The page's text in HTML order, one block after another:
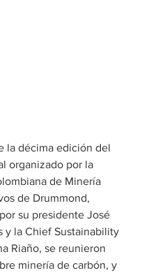
la décima edición del
organizado por la
de Minería
de Drummond,
su presidente José
y la Chief Sustainability
Riaño, se reunieron
minería de carbón, y